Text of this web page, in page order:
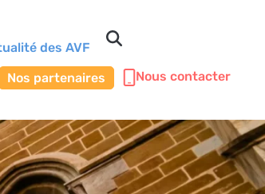
des AVF
Nos partenaires Nous contacter